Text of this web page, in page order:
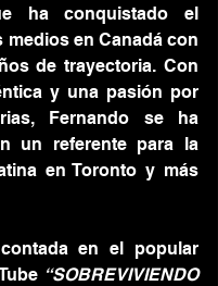
ha conquistado el
medios en Canadá con
de trayectoria. Con
y una pasión por
Fernando se ha
un referente para la
en Toronto y más
en el popular
“SOBREVIVIENDO